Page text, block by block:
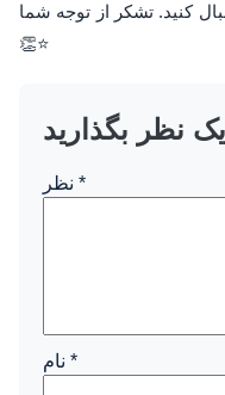
کنید. تشکر از توجه شما!
👏⭐
یک نظر بگذارید
*
*